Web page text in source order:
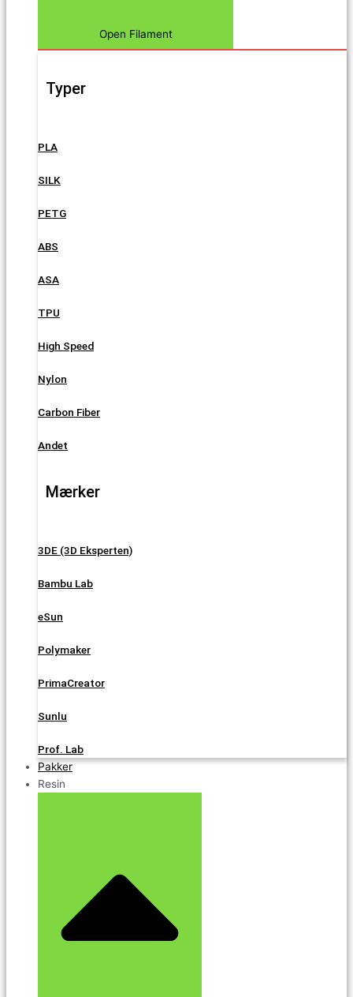
Open Filament
Typer
PLA
SILK
PETG
ABS
ASA
TPU
High Speed
Nylon
Carbon Fiber
Andet
Mærker
3DE (3D Eksperten)
Bambu Lab
eSun
Polymaker
PrimaCreator
Sunlu
Prof. Lab
Pakker
Resin